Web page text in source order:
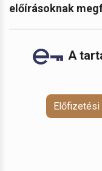
előírásoknak
A
Előfizetési